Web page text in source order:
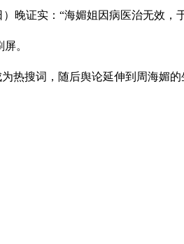
晚证实：“海媚姐因病医治无效，
。
热搜词，随后舆论延伸到周海